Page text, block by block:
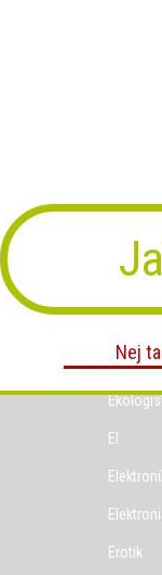
bransch
El
Erotik
Nej